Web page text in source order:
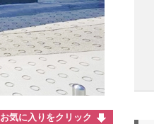
お気に入りをクリック